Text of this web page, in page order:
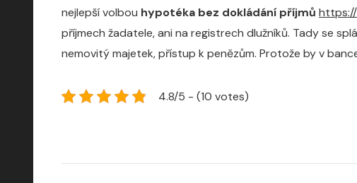
nejlepší volbou hypotéka bez dokládání příjmů
příjmech žadatele, ani na registrech dlužníků. Tady se
nemovitý majetek, přístup k penězům. Protože by v
4.8/5 - (10 votes)